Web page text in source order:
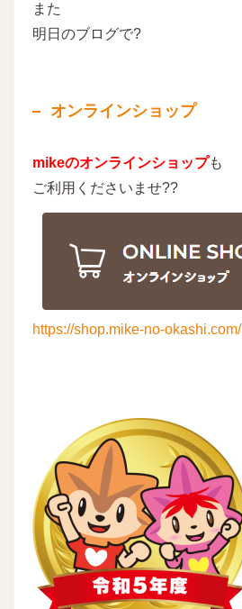
また
明日のブログで?
オンラインショップ
mikeのオンラインショップも
ご利用くださいませ??
https://shop.mike-no-okashi.com/